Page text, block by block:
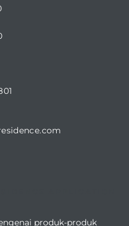
produk-produk